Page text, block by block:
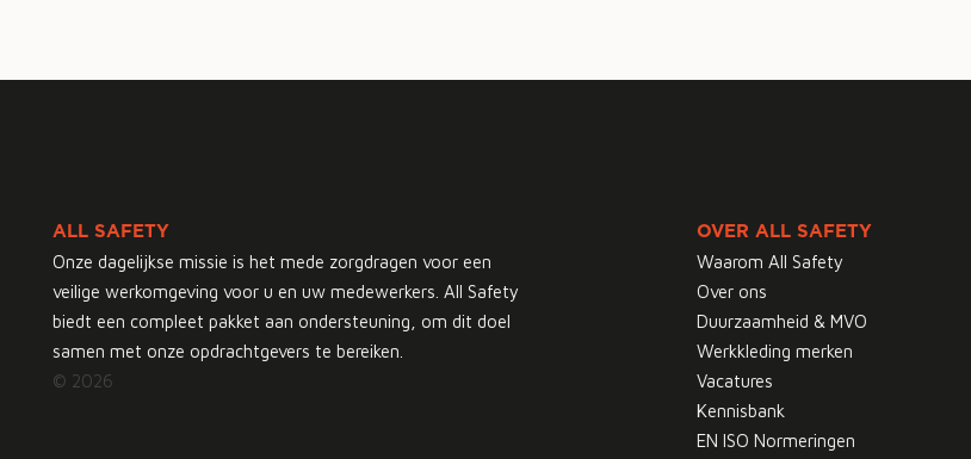
ALL SAFETY
Onze dagelijkse missie is het mede zorgdragen voor een
veilige werkomgeving voor u en uw medewerkers. All Safety
biedt een compleet pakket aan ondersteuning, om dit doel
samen met onze opdrachtgevers te bereiken.
© 2026
OVER ALL SAFETY
Waarom All Safety
Over ons
Duurzaamheid & MVO
Werkkleding merken
Vacatures
Kennisbank
EN ISO Normeringen